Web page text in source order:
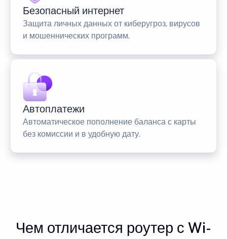
Безопасный интернет
Защита личных данных от киберугроз, вирусов
и мошеннических программ.
Автоплатежи
Автоматическое пополнение баланса с карты
без комиссии и в удобную дату.
Чем отличается роутер с Wi-